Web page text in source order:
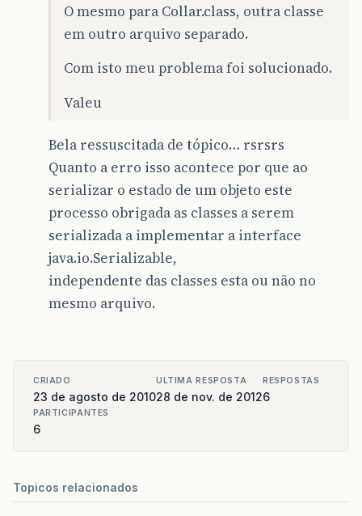
O mesmo para Collar.class, outra classe
em outro arquivo separado.
Com isto meu problema foi solucionado.
Valeu
Bela ressuscitada de tópico… rsrsrs
Quanto a erro isso acontece por que ao
serializar o estado de um objeto este
processo obrigada as classes a serem
serializada a implementar a interface
java.io.Serializable,
independente das classes esta ou não no
mesmo arquivo.
CRIADO
23 de agosto de 2010
ULTIMA RESPOSTA
28 de nov. de 2012
RESPOSTAS
6
PARTICIPANTES
6
Topicos relacionados